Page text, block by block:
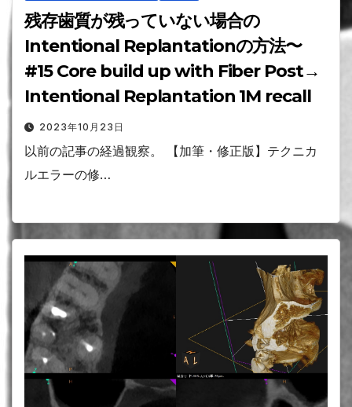
残存歯質が残っていない場合の
Intentional Replantationの方法〜
#15 Core build up with Fiber Post→
Intentional Replantation 1M recall
2023年10月23日
以前の記事の経過観察。 【加筆・修正版】テクニカ
ルエラーの修…